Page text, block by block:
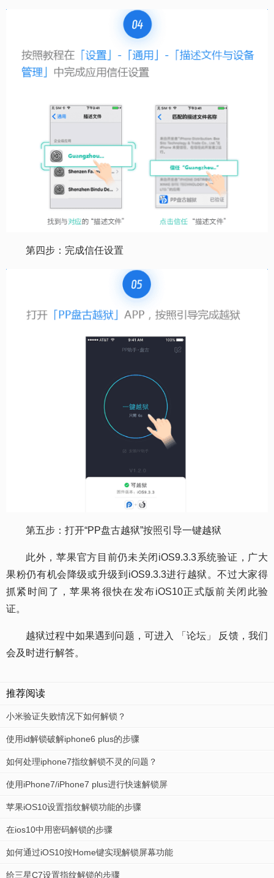
第四步：完成信任设置
第五步：打开“PP盘古越狱”按照引导一键越狱
此外，苹果官方目前仍未关闭iOS9.3.3系统验证，广大
果粉仍有机会降级或升级到iOS9.3.3进行越狱。不过大家得
抓紧时间了，苹果将很快在发布iOS10正式版前关闭此验
证。
越狱过程中如果遇到问题，可进入 「论坛」 反馈，我们
会及时进行解答。
推荐阅读
小米验证失败情况下如何解锁？
使用id解锁破解iphone6 plus的步骤
如何处理iphone7指纹解锁不灵的问题？
使用iPhone7/iPhone7 plus进行快速解锁屏
苹果iOS10设置指纹解锁功能的步骤
在ios10中用密码解锁的步骤
如何通过iOS10按Home键实现解锁屏幕功能
给三星C7设置指纹解锁的步骤